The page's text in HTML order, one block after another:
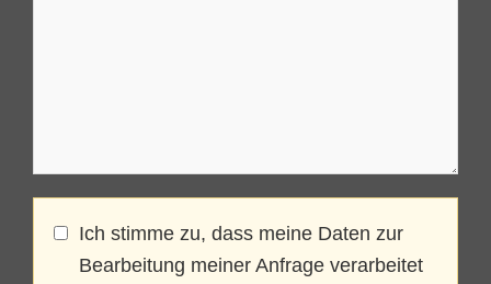
Ich stimme zu, dass meine Daten zur
Bearbeitung meiner Anfrage verarbeitet